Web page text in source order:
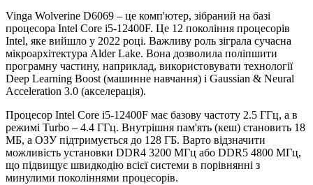
Vinga Wolverine D6069 – це комп'ютер, зібраний на базі
процесора Intel Core i5-12400F. Це 12 покоління процесорів
Intel, яке вийшло у 2022 році. Важливу роль зіграла сучасна
мікроархітектура Alder Lake. Вона дозволила поліпшити
програмну частину, наприклад, використовувати технології
Deep Learning Boost (машинне навчання) і Gaussian & Neural
Acceleration 3.0 (акселерація).
Процесор Intel Core i5-12400F має базову частоту 2.5 ГГц, а в
режимі Turbo – 4.4 ГГц. Внутрішня пам'ять (кеш) становить 18
МБ, а ОЗУ підтримується до 128 ГБ. Варто відзначити
можливість установки DDR4 3200 МГц або DDR5 4800 МГц,
що підвищує швидкодію всієї системи в порівнянні з
минулими поколіннями процесорів.